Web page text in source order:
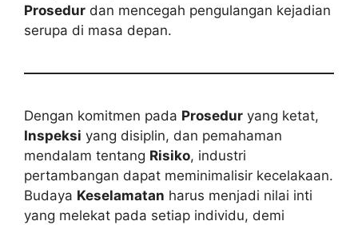
Prosedur dan mencegah pengulangan kejadian
serupa di masa depan.
Dengan komitmen pada Prosedur yang ketat,
Inspeksi yang disiplin, dan pemahaman
mendalam tentang Risiko, industri
pertambangan dapat meminimalisir kecelakaan.
Budaya Keselamatan harus menjadi nilai inti
yang melekat pada setiap individu, demi